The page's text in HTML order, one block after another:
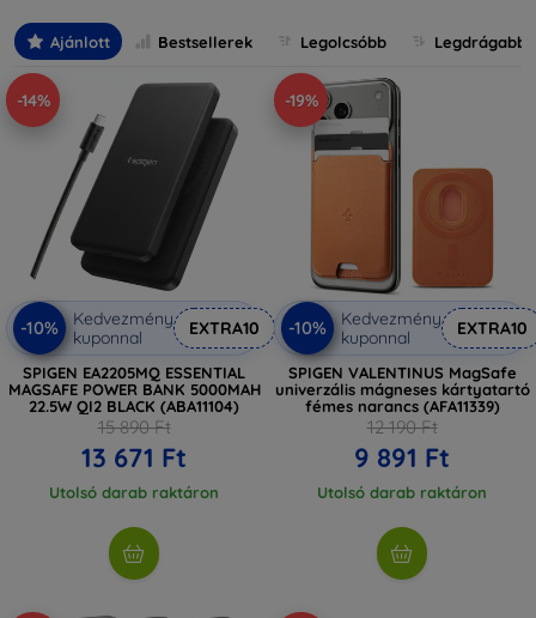
Ajánlott Bestsellerek Legolcsóbb Legdrágabb
-14%
-10%
Kedvezmény
kuponnal
EXTRA10
SPIGEN EA2205MQ ESSENTIAL
MAGSAFE POWER BANK 5000MAH
22.5W QI2 BLACK (ABA11104)
15 890 Ft
13 671 Ft
Utolsó darab raktáron
-19%
-10%
Kedvezmény
kuponnal
EXTRA10
SPIGEN VALENTINUS MagSafe
univerzális mágneses kártyatartó
fémes narancs (AFA11339)
12 190 Ft
9 891 Ft
Utolsó darab raktáron